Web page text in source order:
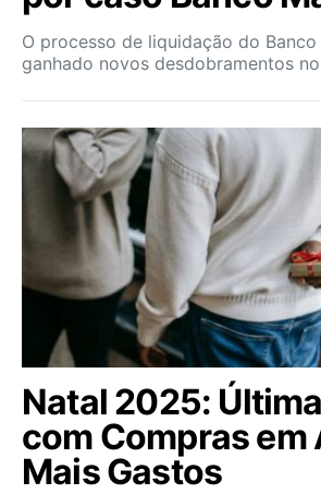
O processo de liquidação do
ganhado novos desdobramentos
Natal 2025:
com Compras em
Mais Gastos